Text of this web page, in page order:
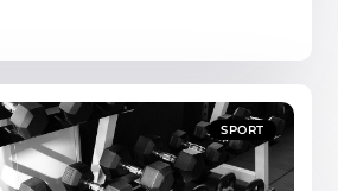
SPORT